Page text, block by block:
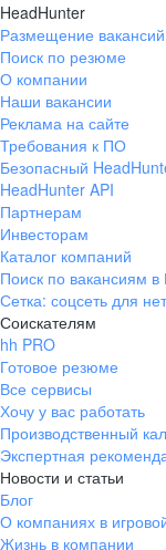
Екатеринбург
ул. Боевых Дружин,
+7 343 226-79-99
pr@ural.hh.ru
ул. Янковского, д.
706 каб.
+7 861 205-55-57
pr@krd.hh.ru
Владивосток
пер. Ланинский д.
+7 423 202-33-28
pr@dv.hh.ru
Новосибирск
HeadHunter
Размещение вакансий
Поиск по резюме
О компании
Наши вакансии
Реклама на сайте
Требования к ПО
Безопасный
HeadHunter API
Партнерам
Инвесторам
Каталог компаний
Поиск по вакансиям в
Сетка: соцсеть для
Соискателям
hh PRO
Готовое резюме
Все сервисы
Хочу у вас работать
Производственный
Экспертная
Новости и статьи
Блог
О компаниях в
Жизнь в компании